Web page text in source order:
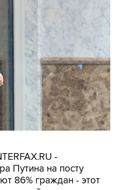
-
Путина на посту
86% граждан - этот